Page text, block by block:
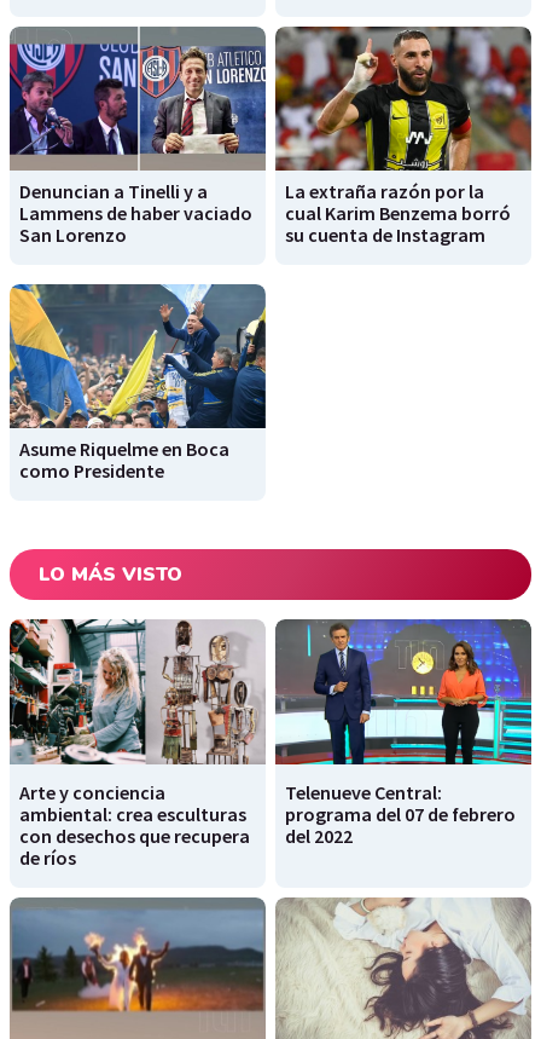
Denuncian a Tinelli y a
Lammens de haber vaciado
San Lorenzo
La extraña razón por la
cual Karim Benzema borró
su cuenta de Instagram
Asume Riquelme en Boca
como Presidente
LO MÁS VISTO
Arte y conciencia
ambiental: crea esculturas
con desechos que recupera
de ríos
Telenueve Central:
programa del 07 de febrero
del 2022